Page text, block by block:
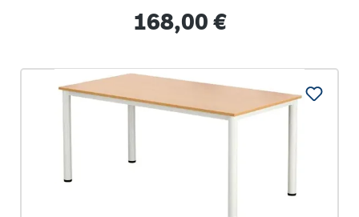
Regulärer Preis:
168,00 €